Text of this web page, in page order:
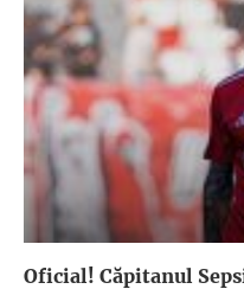
Oficial! Căpitanul